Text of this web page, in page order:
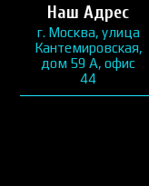
Наш Адрес
г. Москва, улица
Кантемировская,
дом 59 А, офис
44